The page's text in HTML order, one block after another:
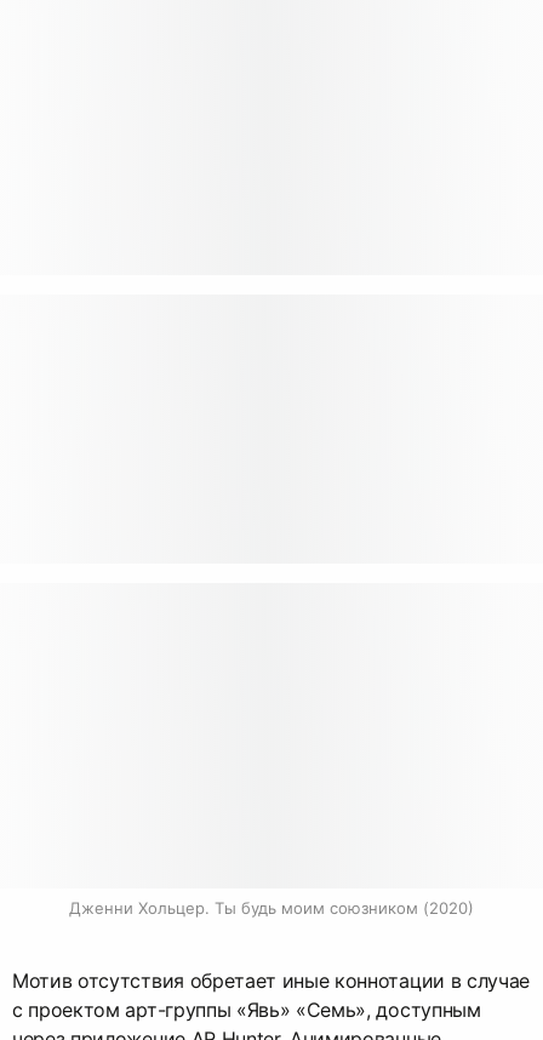
Дженни Хольцер. Ты будь моим союзником (2020)
Мотив отсутствия обретает иные коннотации в случае
с проектом арт-группы «Явь» «Семь», доступным